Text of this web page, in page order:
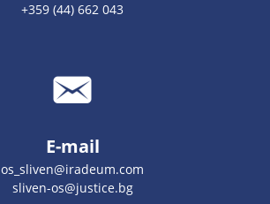
+359 (44) 662 043
E-mail
os_sliven@iradeum.com
sliven-os@justice.bg